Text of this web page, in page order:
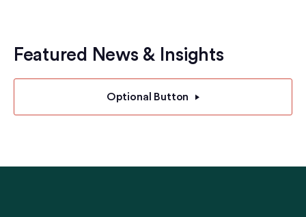
Featured News & Insights
Optional Button